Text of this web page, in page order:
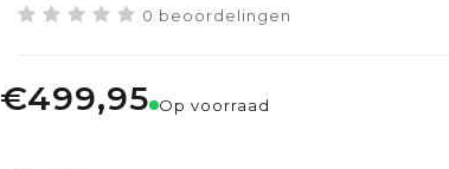
0 beoordelingen
€499,95 Op voorraad